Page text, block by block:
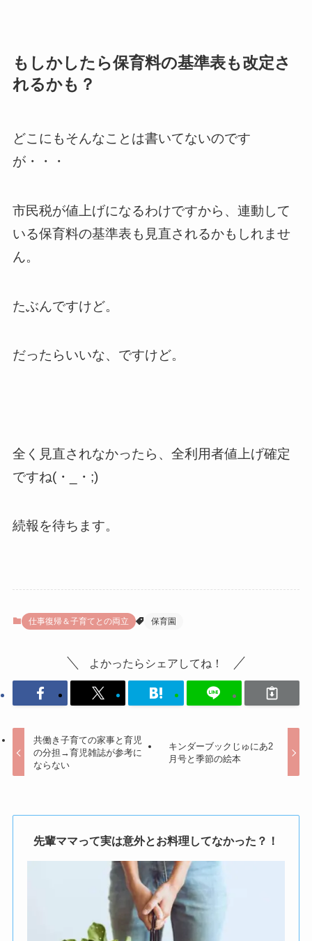
もしかしたら保育料の基準表も改定さ
れるかも？
どこにもそんなことは書いてないのです
が・・・
市民税が値上げになるわけですから、連動して
いる保育料の基準表も見直されるかもしれませ
ん。
たぶんですけど。
だったらいいな、ですけど。
全く見直されなかったら、全利用者値上げ確定
ですね(・_・;)
続報を待ちます。
仕事復帰＆子育てとの両立 保育園
よかったらシェアしてね！
共働き子育ての家事と育児
の分担→育児雑誌が参考に
ならない
キンダーブックじゅにあ2
月号と季節の絵本
先輩ママって実は意外とお料理してなかった？！